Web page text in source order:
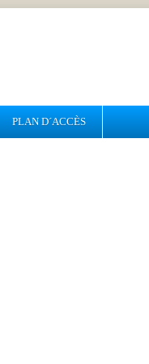
PLAN D´ACCÈS